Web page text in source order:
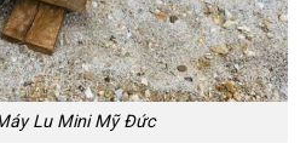
Lu Mini Mỹ Đức